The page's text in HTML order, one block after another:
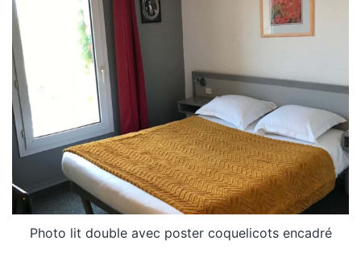
Photo lit double avec poster coquelicots encadré